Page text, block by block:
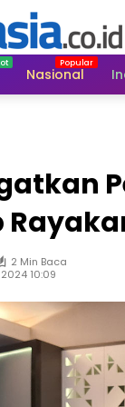
Nasional
2 Min Baca
10:09